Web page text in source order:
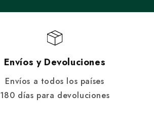
Envíos y Devoluciones
Envíos a todos los países
180 días para devoluciones